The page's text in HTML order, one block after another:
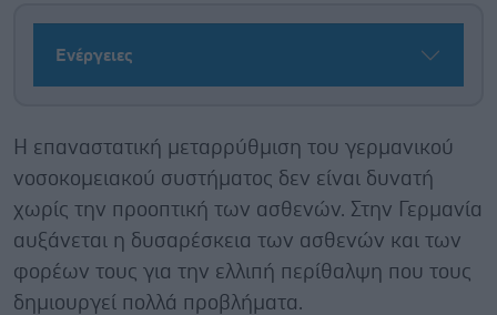
Ενέργειες
Η επαναστατική μεταρρύθμιση του γερμανικού
νοσοκομειακού συστήματος δεν είναι δυνατή
χωρίς την προοπτική των ασθενών. Στην Γερμανία
αυξάνεται η δυσαρέσκεια των ασθενών και των
φορέων τους για την ελλιπή περίθαλψη που τους
δημιουργεί πολλά προβλήματα.